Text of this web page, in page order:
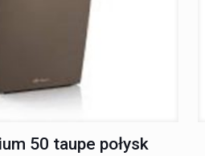
50 taupe połysk